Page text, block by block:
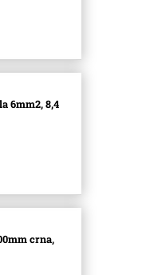
6mm2, 8,4
crna,